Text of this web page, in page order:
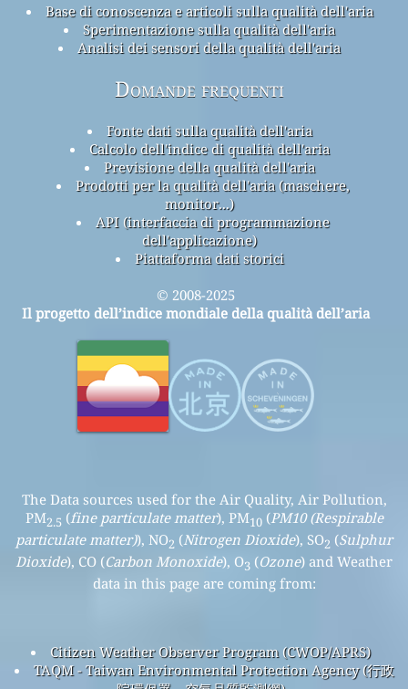
Base di conoscenza e articoli sulla qualità dell'aria
Sperimentazione sulla qualità dell'aria
Analisi dei sensori della qualità dell'aria
Domande frequenti
Fonte dati sulla qualità dell'aria
Calcolo dell'indice di qualità dell'aria
Previsione della qualità dell'aria
Prodotti per la qualità dell'aria (maschere,
monitor...)
API (interfaccia di programmazione
dell'applicazione)
Piattaforma dati storici
© 2008-2025
Il progetto dell’indice mondiale della qualità dell’aria
The Data sources used for the Air Quality, Air Pollution,
PM2.5 (fine particulate matter), PM10(PM10 (Respirable
particulate matter)), NO2 (Nitrogen Dioxide), SO2 (Sulphur
Dioxide), CO (Carbon Monoxide), O3 (Ozone) and Weather
data in this page are coming from:
Citizen Weather Observer Program (CWOP/APRS)
TAQM - Taiwan Environmental Protection Agency (行政